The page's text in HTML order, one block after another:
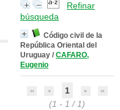
Refinar
búsqueda
Código civil de la
República Oriental del
Uruguay / CAFARO,
Eugenio
1
(1 - 1 / 1)